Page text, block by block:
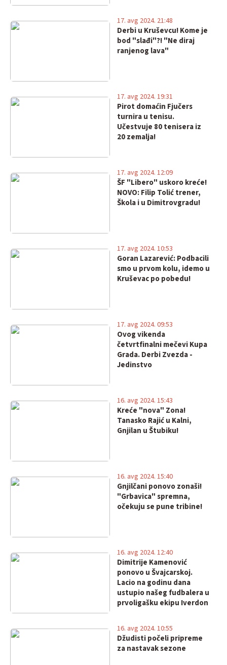
Derbi u Kruševcu! Kome je
bod "slađi"?! "Ne diraj
ranjenog lava"
17. avg 2024. 21:48
Pirot domaćin Fjučers
turnira u tenisu.
Učestvuje 80 tenisera iz
20 zemalja!
17. avg 2024. 19:31
ŠF "Libero" uskoro kreće!
NOVO: Filip Tolić trener,
Škola i u Dimitrovgradu!
17. avg 2024. 12:09
Goran Lazarević: Podbacili
smo u prvom kolu, idemo u
Kruševac po pobedu!
17. avg 2024. 10:53
Ovog vikenda
četvrtfinalni mečevi Kupa
Grada. Derbi Zvezda -
Jedinstvo
17. avg 2024. 09:53
Kreće "nova" Zona!
Tanasko Rajić u Kalni,
Gnjilan u Štubiku!
16. avg 2024. 15:43
Gnjilčani ponovo zonaši!
"Grbavica" spremna,
očekuju se pune tribine!
16. avg 2024. 15:40
Dimitrije Kamenović
ponovo u Švajcarskoj.
Lacio na godinu dana
ustupio našeg fudbalera u
prvoligašku ekipu Iverdon
16. avg 2024. 12:40
Džudisti počeli pripreme
za nastavak sezone
16. avg 2024. 10:55